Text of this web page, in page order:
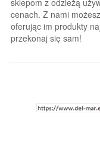
sklepom z odzieżą
cenach. Z nami
oferując im produkty
przekonaj się sam!